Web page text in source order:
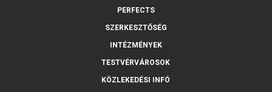
PERFECTS
SZERKESZTŐSÉG
INTÉZMÉNYEK
TESTVÉRVÁROSOK
KÖZLEKEDÉSI INFÓ